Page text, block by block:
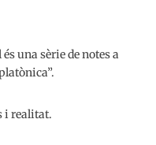
una sèrie de notes a
i realitat.